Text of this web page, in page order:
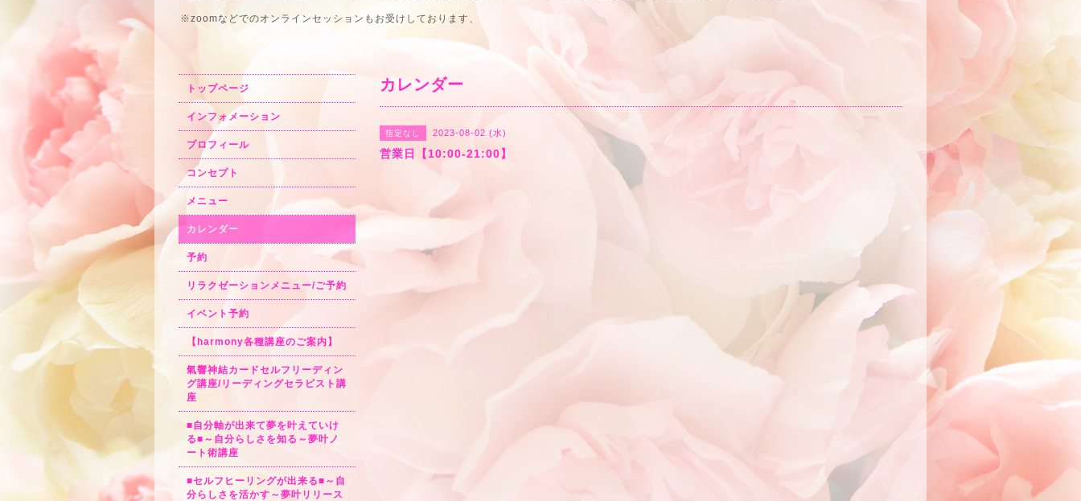
※zoomなどでのオンラインセッションもお受けしております、
カレンダー
指定なし 2023-08-02 (水)
営業日【10:00-21:00】
トップページ
インフォメーション
プロフィール
コンセプト
メニュー
カレンダー
予約
リラクゼーションメニュー/ご予約
イベント予約
【harmony各種講座のご案内】
氣響神結カードセルフリーディン
グ講座/リーディングセラピスト講
座
■自分軸が出来て夢を叶えていけ
る■～自分らしさを知る～夢叶ノ
ート術講座
■セルフヒーリングが出来る■～自
分らしさを活かす～夢叶リリース